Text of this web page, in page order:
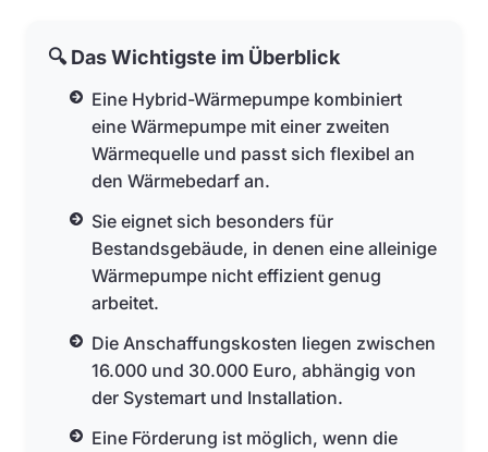
🔍 Das Wichtigste im Überblick
Eine Hybrid-Wärmepumpe kombiniert
eine Wärmepumpe mit einer zweiten
Wärmequelle und passt sich flexibel an
den Wärmebedarf an.
Sie eignet sich besonders für
Bestandsgebäude, in denen eine alleinige
Wärmepumpe nicht effizient genug
arbeitet.
Die Anschaffungskosten liegen zwischen
16.000 und 30.000 Euro, abhängig von
der Systemart und Installation.
Eine Förderung ist möglich, wenn die